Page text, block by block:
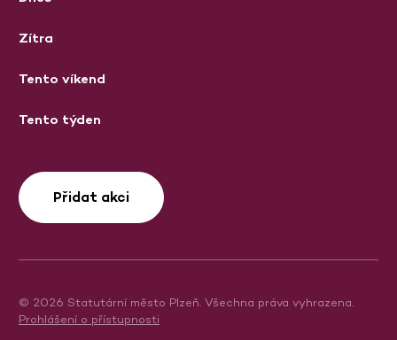
Zítra
Tento víkend
Tento týden
Přidat akci
© 2026 Statutární město Plzeň. Všechna práva vyhrazena.
Prohlášení o přístupnosti